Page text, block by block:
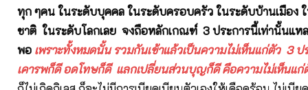
ทุก ๆคน ในระดับบุคคล ในระดับครอบครัว ในระดับบ้านเมือง
ชาติ ในระดับโลกเลย จงถือหลักเกณฑ์ 3 ประการนี้เท่านั้นแห
พอ เพราะทั้งหมดนั้น รวมกันเข้าแล้วเป็นความไม่เห็นแก่ตัว 3
เคารพก็ดี อดโทษก็ดี แลกเปลี่ยนส่วนบุญก็ดี คือความไม่เห็นแก่